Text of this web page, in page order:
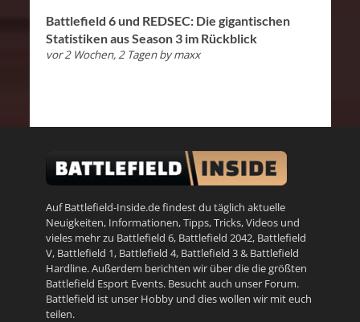
Battlefield 6 und REDSEC: Die gigantischen
Statistiken aus Season 3 im Rückblick
vor 2 Wochen, 2 Tagen bymaxx
Auf Battlefield-Inside.de findest du täglich aktuelle
Neuigkeiten, Informationen, Tipps, Tricks, Videos und
vieles mehr zu Battlefield 6, Battlefield 2042, Battlefield
V, Battlefield 1, Battlefield 4, Battlefield 3& Battlefield
Hardline. Außerdem berichten wir über die die größten
Battlefield Esport Events. Besucht auch unser Forum.
Battlefield ist unser Hobby und dies wollen wir mit euch
teilen.